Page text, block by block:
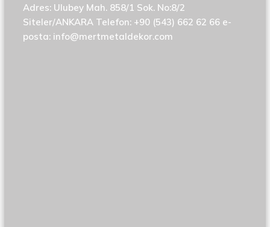
Adres: Ulubey Mah. 858/1 Sok. No:8/2
Siteler/ANKARA Telefon: +90 (543) 662 62 66 e-
posta: info@mertmetaldekor.com